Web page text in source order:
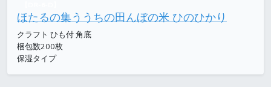
ほたるの集ううちの田んぼの米 ひのひかり
クラフト ひも付 角底
梱包数200枚
保湿タイプ